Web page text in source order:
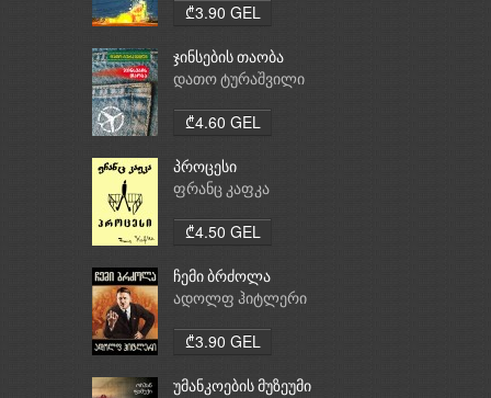
₾3.90 GEL
ჯინსების თაობა
დათო ტურაშვილი
₾4.60 GEL
პროცესი
ფრანც კაფკა
₾4.50 GEL
ჩემი ბრძოლა
ადოლფ ჰიტლერი
₾3.90 GEL
უმანკოების მუზეუმი